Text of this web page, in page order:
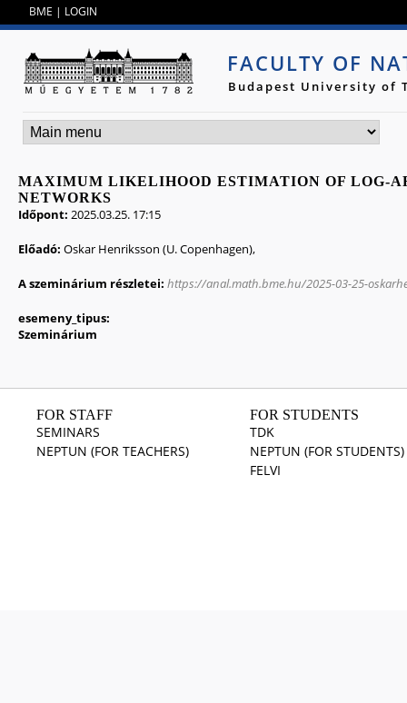
BME | LOGIN
FACULTY OF
Budapest University of
MAXIMUM LIKELIHOOD ESTIMATION OF LOG-
NETWORKS
Időpont: 2025.03.25. 17:15
Előadó: Oskar Henriksson (U. Copenhagen),
A szeminárium részletei: https://anal.math.bme.hu/2025-03-25-
esemeny_tipus:
Szeminárium
FOR STAFF
SEMINARS
NEPTUN (FOR TEACHERS)
FOR STUDENTS
TDK
NEPTUN (FOR STUDENTS)
FELVI